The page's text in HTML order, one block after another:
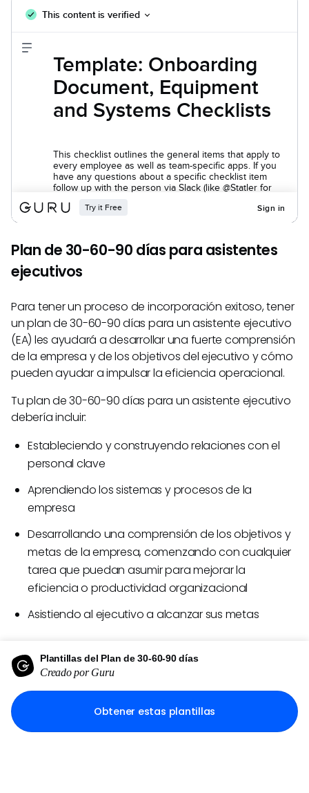
Plan de 30-60-90 días para asistentes
ejecutivos
Para tener un proceso de incorporación exitoso, tener
un plan de 30-60-90 días para un asistente ejecutivo
(EA) les ayudará a desarrollar una fuerte comprensión
de la empresa y de los objetivos del ejecutivo y cómo
pueden ayudar a impulsar la eficiencia operacional.
Tu plan de 30-60-90 días para un asistente ejecutivo
debería incluir:
Estableciendo y construyendo relaciones con el
personal clave
Aprendiendo los sistemas y procesos de la
empresa
Desarrollando una comprensión de los objetivos y
metas de la empresa, comenzando con cualquier
tarea que puedan asumir para mejorar la
eficiencia o productividad organizacional
Asistiendo al ejecutivo a alcanzar sus metas
Plan de 30-60-90 días para gerentes de
IT
Para nuevos gerentes de IT y equipos de IT
subcontratados, tener un plan de 30-60-90 días
Plantillas del Plan de 30-60-90 días
Creado por Guru
Obtener estas plantillas